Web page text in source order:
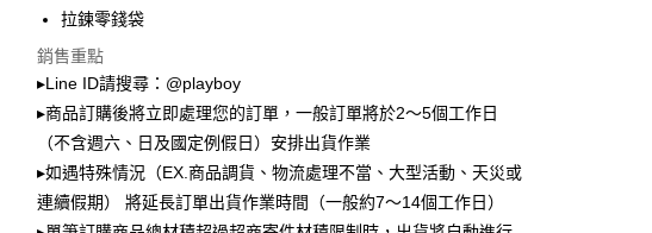
街口支付
Google Pay
相關說明
【大哥付你分期使用說明】
1.本服務由台灣大哥大提供，台灣大哥大用戶可立即使用無須另外申請。
2.付款方式選擇「大哥付你分期」，訂單成立後會自動跳轉到大哥付的交易
流程，驗證手機門號後，選擇欲分期的期數、繳款截止日，確認付款後即
ATM付款
拉鍊零錢袋
銷售重點
▸Line ID請搜尋：@playboy
▸商品訂購後將立即處理您的訂單，一般訂單將於2～5個工作日
（不含週六、日及國定例假日）安排出貨作業
▸如遇特殊情況（EX.商品調貨、物流處理不當、大型活動、天災或
連續假期） 將延長訂單出貨作業時間（一般約7～14個工作日）